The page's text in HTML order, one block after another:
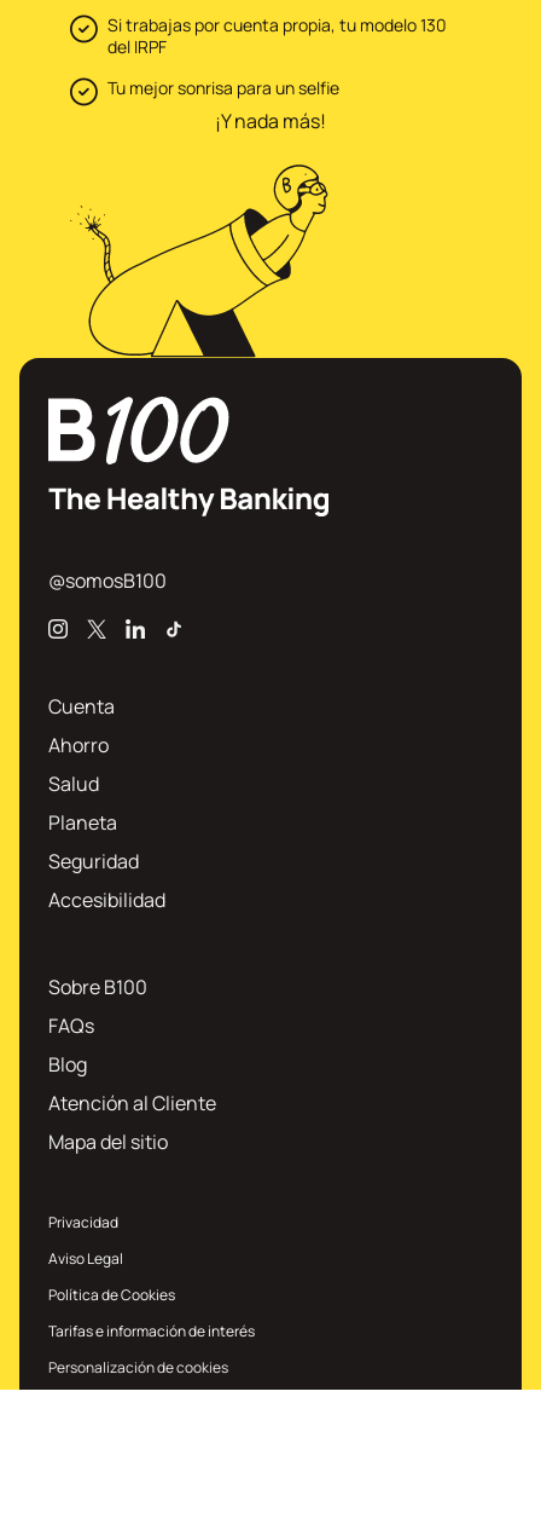
Si trabajas por cuenta propia, tu modelo 130
del IRPF
Tu mejor sonrisa para un selfie
¡Y nada más!
@somosB100
InstagramLinkedin
Cuenta
Ahorro
Salud
Planeta
Seguridad
Accesibilidad
Sobre B100
FAQs
Blog
Atención al Cliente
Mapa del sitio
Privacidad
Aviso Legal
Política de Cookies
Tarifas e información de interés
Personalización de cookies